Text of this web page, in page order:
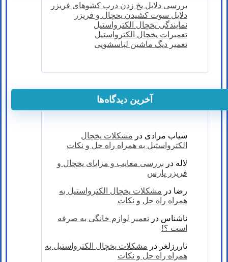
بررسی دلایل یخ زدن درب کشوهای فریزر
دلایل سوت کشیدن یخچال و فریزر
نمایندگی یخچال الکترواستیل
تعمیرات یخچال الکترواستیل
تعمیر دیگ ماشین لباسشویی
آخرین دیدگاه‌ها
سیاب مرادی در مشکلات یخچال
الکترواستیل به همراه راه حل و نکات
لاله در بررسی معایب و مزایای یخچال و
فریزر پارس
رضا در مشکلات یخچال الکترواستیل به
همراه راه حل و نکات
ناشناس در تعمیر لوازم خانگی به صرفه
است ؟!
تاررزلغر در مشکلات یخچال الکترواستیل به
همراه راه حل و نکات